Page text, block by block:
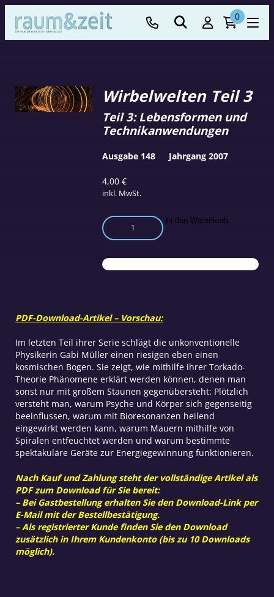
0
Wirbelwelten Teil 3
4,00€
inkl. MwSt.
Teil 3: Lebensformen und
Technikanwendungen
Wirbelwelten
Teil
Menge
In den Warenkorb
Ausgabe 148 Jahrgang 2007
PDF-Download-Artikel – Vorschau:
Im letzten Teil ihrer Serie schlägt die unkonventionelle
Physikerin Gabi Müller einen riesigen eben einen
kosmischen Bogen. Sie zeigt, wie mithilfe ihrer Torkado-
Theorie Phänomene erklärt werden können, denen man
sonst nur mit großem Staunen gegenübersteht: Plötzlich
versteht man, warum Psyche und Körper sich gegenseitig
beeinflussen, warum mit Bioresonanzen heilend
eingewirkt werden kann, warum Mauern mithilfe von
Spiralen entfeuchtet werden und warum bestimmte
spektakuläre Geräte zur Energiegewinnung funktionieren.
Nach Kauf und Zahlung steht der vollständige Artikel als
PDF zum Download für Sie bereit:
– Bei Gastbestellung erhalten Sie den Download-Link per
E-Mail mit der Bestellbestätigung.
– Als registrierter Kunde finden Sie den Download
zusätzlich in Ihrem Kundenkonto (bis zu 10 Downloads
möglich).